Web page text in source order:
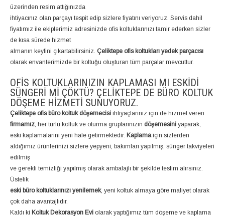
üzerinden resim attığınızda
ihtiyacınız olan parçayı tespit edip sizlere fiyatını veriyoruz. Servis dahil
fiyatımız ile ekiplerimiz adresinizde ofis koltuklarınızı tamir ederken sizler
de kısa sürede hizmet
almanın keyfini çıkartabilirsiniz. Çeliktepe ofis koltukları yedek parçacısı
olarak envanterimizde bir koltuğu oluşturan tüm parçalar mevcuttur.
OFIS KOLTUKLARINIZIN KAPLAMASI MI ESKIDI
SÜNGERI MI ÇÖKTÜ? ÇELIKTEPE DE BÜRO KOLTUK
DÖŞEME HIZMETI SUNUYORUZ.
Çeliktepe ofis büro koltuk döşemecisi ihtiyaçlarınız için de hizmet veren
firmamız , her türlü koltuk ve oturma gruplarınızın döşemesini yaparak,
eski kaplamalarını yeni hale getirmektedir. Kaplamaiçin sizlerden
aldığımız ürünlerinizi sizlere yepyeni, bakımları yapılmış, sünger takviyeleri
edilmiş
ve gerekli temizliği yapılmış olarak ambalajlı bir şekilde teslim alırsınız.
Üstelik
eski büro koltuklarınızı yenilemek, yeni koltuk almaya göre maliyet olarak
çok daha avantajlıdır.
Kaldı ki Koltuk Dekorasyon Evi olarak yaptığımız tüm döşeme ve kaplama